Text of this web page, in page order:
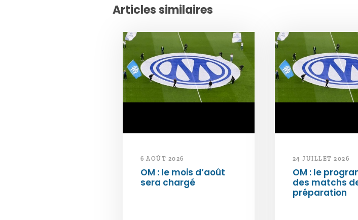
Articles similaires
6 AOÛT 2026
OM : le mois d’août
sera chargé
24 JUILLET 2026
OM : le
des matchs
préparation